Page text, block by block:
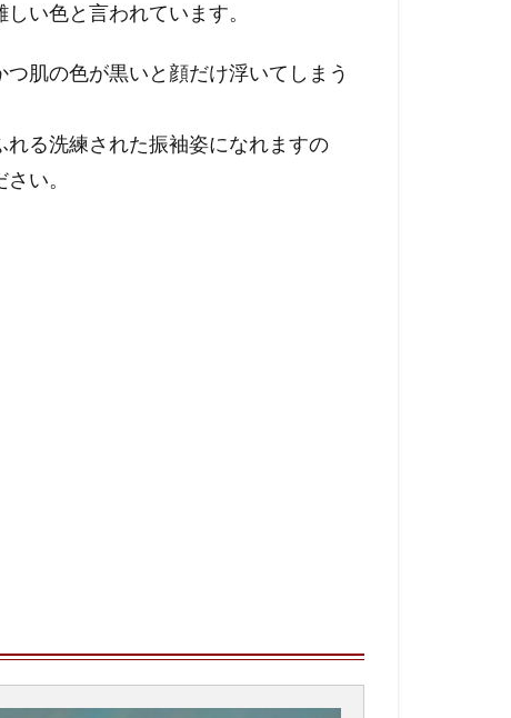
い色と言われています。
肌の色が黒いと顔だけ浮いてしまう
る洗練された振袖姿になれますの
い。